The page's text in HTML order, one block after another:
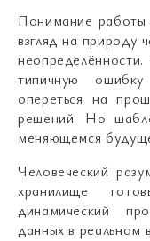
Понимание работы
взгляд на природу
типичную
опереться на
решений. Но
меняющемся
Человеческий
хранилище
динамический
данных в реальном